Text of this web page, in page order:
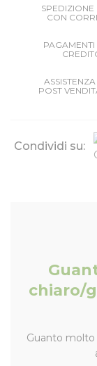
CON
PAGAMENTI
POST
Condividi su:
chiaro/
Guanto molto